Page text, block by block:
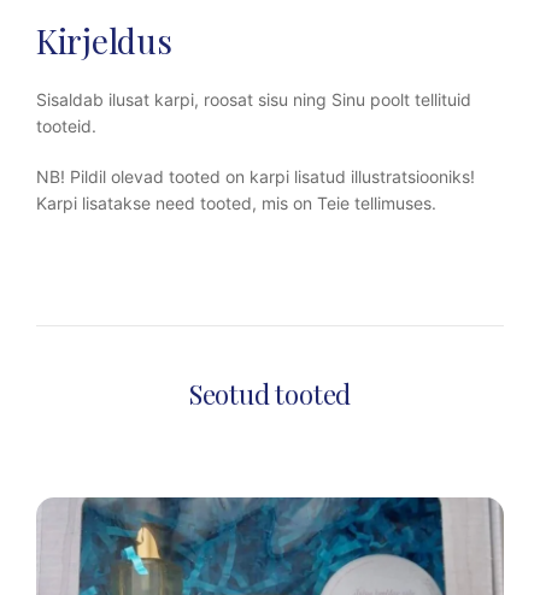
Kirjeldus
Sisaldab ilusat karpi, roosat sisu ning Sinu poolt tellituid
tooteid.
NB! Pildil olevad tooted on karpi lisatud illustratsiooniks!
Karpi lisatakse need tooted, mis on Teie tellimuses.
Seotud tooted